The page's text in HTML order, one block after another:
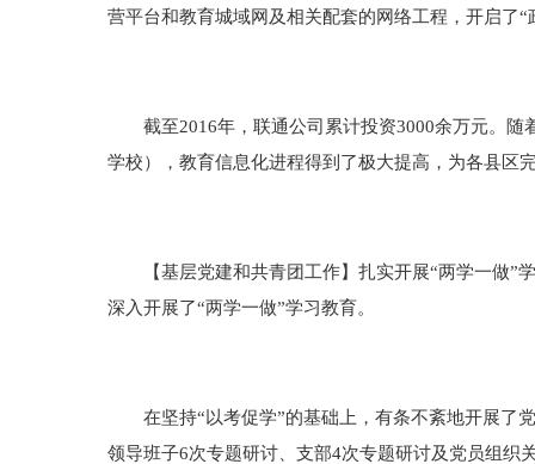
营平台和教育城域网及相关配套的网络工程，开启了“
截至2016年，联通公司累计投资3000余万元。随
学校），教育信息化进程得到了极大提高，为各县区
【基层党建和共青团工作】扎实开展“两学一做”学
深入开展了“两学一做”学习教育。
在坚持“以考促学”的基础上，有条不紊地开展了党
领导班子6次专题研讨、支部4次专题研讨及党员组织